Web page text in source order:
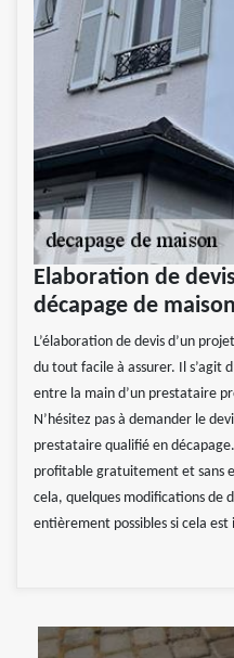
Elaboration de
décapage de maison
L’élaboration de devis d’un
du tout facile à assurer. Il s’agit
entre la main d’un prestataire
N’hésitez pas à demander le
prestataire qualifié en
profitable gratuitement et sans
cela, quelques modifications de
entièrement possibles si cela est